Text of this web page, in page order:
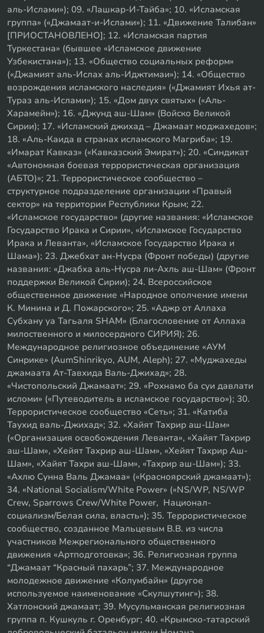
аль-Ислами»); 09. «Лашкар-И-Тайба»; 10. «Исламская
группа» («Джамаат-и-Ислами»); 11. «Движение Талибан»
[ПРИОСТАНОВЛЕНО]; 12. «Исламская партия
Туркестана» (бывшее «Исламское движение
Узбекистана»); 13. «Общество социальных реформ»
(«Джамият аль-Ислах аль-Иджтимаи»); 14. «Общество
возрождения исламского наследия» («Джамият Ихья ат-
Тураз аль-Ислами»); 15. «Дом двух святых» («Аль-
Харамейн»); 16. «Джунд аш-Шам» (Войско Великой
Сирии); 17. «Исламский джихад – Джамаат моджахедов»;
18. «Аль-Каида в странах исламского Магриба»; 19.
«Имарат Кавказ» («Кавказский Эмират»); 20. «Синдикат
«Автономная боевая террористическая организация
(АБТО)»; 21. Террористическое сообщество –
структурное подразделение организации «Правый
сектор» на территории Республики Крым; 22.
«Исламское государство» (другие названия: «Исламское
Государство Ирака и Сирии», «Исламское Государство
Ирака и Леванта», «Исламское Государство Ирака и
Шама»); 23. Джебхат ан-Нусра (Фронт победы) (другие
названия: «Джабха аль-Нусра ли-Ахль аш-Шам» (Фронт
поддержки Великой Сирии); 24. Всероссийское
общественное движение «Народное ополчение имени
К. Минина и Д. Пожарского»; 25. «Аджр от Аллаха
Субхану уа Тагьаля SHAM» (Благословение от Аллаха
милоственного и милосердного СИРИЯ); 26.
Международное религиозное объединение «АУМ
Синрике» (AumShinrikyo, AUM, Aleph); 27. «Муджахеды
джамаата Ат-Тавхида Валь-Джихад»; 28.
«Чистопольский Джамаат»; 29. «Рохнамо ба суи давлати
исломи» («Путеводитель в исламское государство»); 30.
Террористическое сообщество «Сеть»; 31. «Катиба
Таухид валь-Джихад»; 32. «Хайят Тахрир аш-Шам»
(«Организация освобождения Леванта», «Хайят Тахрир
аш-Шам», «Хейят Тахрир аш-Шам», «Хейят Тахрир Аш-
Шам», «Хайят Тахри аш-Шам», «Тахрир аш-Шам»); 33.
«Ахлю Сунна Валь Джамаа» («Красноярский джамаат»);
34. «National Socialism/White Power» («NS/WP, NS/WP
Crew, Sparrows Crew/White Power, Национал-
социализм/Белая сила, власть»); 35. Террористическое
сообщество, созданное Мальцевым В.В. из числа
участников Межрегионального общественного
движения «Артподготовка»; 36. Религиозная группа
“Джамаат “Красный пахарь”; 37. Международное
молодежное движение «Колумбайн» (другое
используемое наименование «Скулшутинг»); 38.
Хатлонский джамаат; 39. Мусульманская религиозная
группа п. Кушкуль г. Оренбург; 40. «Крымско-татарский